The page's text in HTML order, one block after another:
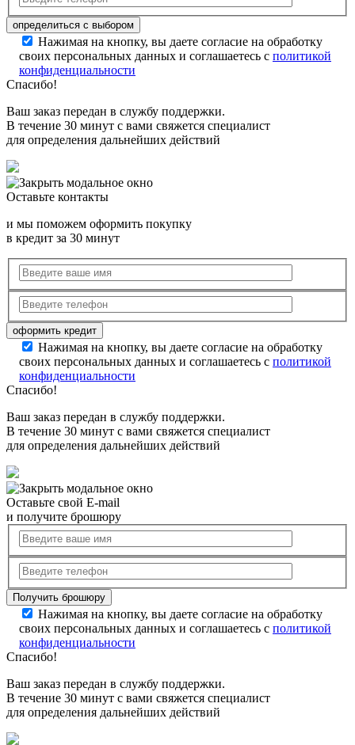
Нажимая на кнопку, вы даете согласие на обработку
своих персональных данных и соглашаетесь с политикой
конфиденциальности
Спасибо!
Ваш заказ передан в службу поддержки.
В течение 30 минут с вами свяжется специалист
для определения дальнейших действий
Оставьте контакты
и мы поможем оформить покупку
в кредит за 30 минут
Нажимая на кнопку, вы даете согласие на обработку
своих персональных данных и соглашаетесь с политикой
конфиденциальности
Спасибо!
Ваш заказ передан в службу поддержки.
В течение 30 минут с вами свяжется специалист
для определения дальнейших действий
Оставьте свой E-mail
и получите брошюру
Нажимая на кнопку, вы даете согласие на обработку
своих персональных данных и соглашаетесь с политикой
конфиденциальности
Спасибо!
Ваш заказ передан в службу поддержки.
В течение 30 минут с вами свяжется специалист
для определения дальнейших действий